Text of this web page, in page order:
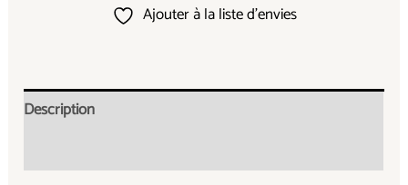
Ajouter à la liste d’envies
Description